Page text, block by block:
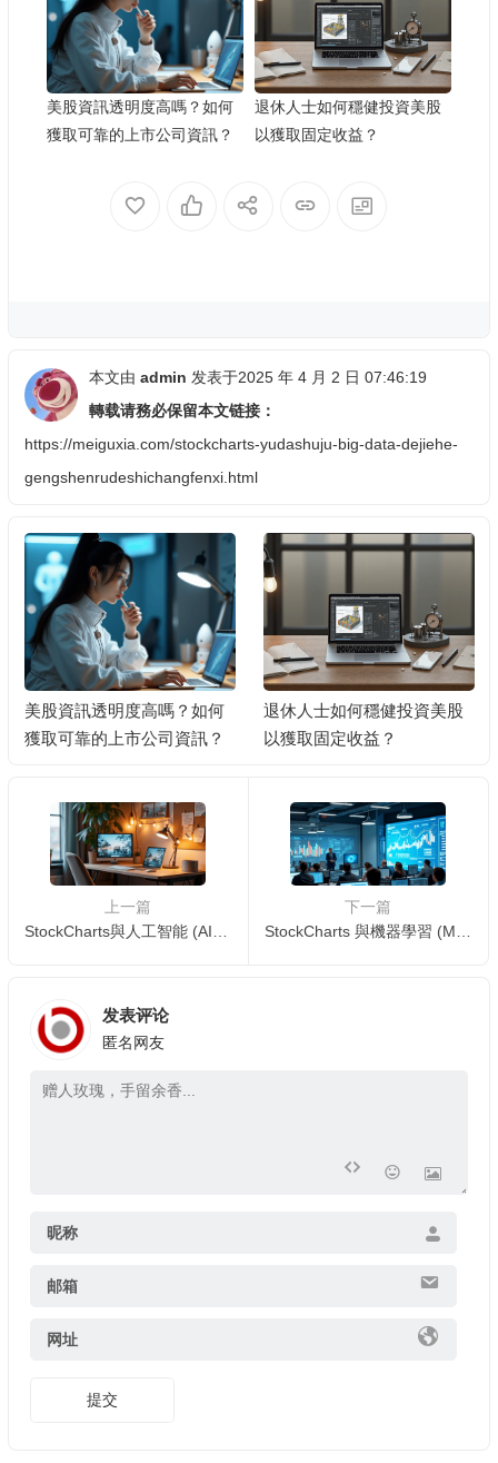
美股資訊透明度高嗎？如何
獲取可靠的上市公司資訊？
退休人士如何穩健投資美股
以獲取固定收益？
本文由 admin 发表于2025 年 4 月 2 日 07:46:19
轉载请務必保留本文链接：
https://meiguxia.com/stockcharts-yudashuju-big-data-dejiehe-
gengshenrudeshichangfenxi.html
退休人士如何穩健投資美股
以獲取固定收益？
投資美股賺錢後如何將資金
匯回台灣/香港？
上一篇
下一篇
发表评论
匿名网友
昵称
邮箱
网址
提交